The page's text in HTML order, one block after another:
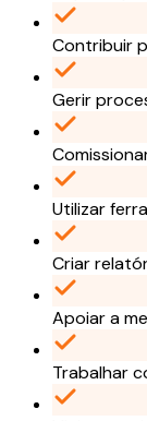
Contribuir
Gerir
Utilizar
Criar
Apoiar a
Trabalhar